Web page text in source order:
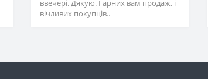
ввечері. Дякую. Гарних вам продаж, і
вічливих покупців..